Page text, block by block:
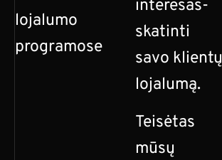
lojalumo
programose
interesas-
skatinti
savo klientų
lojalumą.
Teisėtas
mūsų